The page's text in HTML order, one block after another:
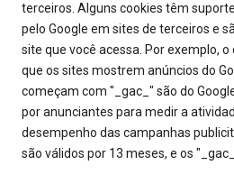
terceiros. Alguns cookies têm
pelo Google em sites de terceiros e
site que você acessa. Por exemplo,
que os sites mostrem anúncios do
começam com "_gac_" são do
por anunciantes para medir a
desempenho das campanhas
são válidos por 13 meses, e os